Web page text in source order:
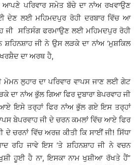
ਪਰਿਵਾਰ ਸਮੇਤ ਬੱਚੇ ਦਾ ਨਾਂਅ ਰਖਵਾਉਣ
ਦੇਣ ਲਈ ਮਹਿਮਦਪੁਰ ਰੋਹੀ ਦਰਬਾਰ ਵਿੱਚ ਆ
ਜੀ ਸਤਿਸੰਗ ਫਰਮਾਉਣ ਲਈ ਮਹਿਮਦਪੁਰ ਰੋਹੀ
ਸ਼ਹਿਨਸ਼ਾਹ ਜੀ ਨੇ ਉਸ ਲੜਕੇ ਦਾ ਨਾਂਅ ‘ਮੁਸ਼ਕਿਲ
ਦਾ ਅਰਥ ਹੈ,
ਮੋਮਨ ਲੁਹਾਰ ਦਾ ਪਰਿਵਾਰ ਵਾਪਸ ਜਾਣ ਲਈ ਗੇਟ
ਦਾ ਨਾਂਅ ਭੁੱਲ ਗਿਆ ਫਿਰ ਦੁਬਾਰਾ ਬੇਪਰਵਾਹ ਜੀ
ਇਸੇ ਤਰ੍ਹਾਂ ਫਿਰ ਨਾਂਅ ਭੁੱਲ ਗਏ ਇਸ ਤਰ੍ਹਾਂ
ਬੇਪਰਵਾਹ ਜੀ ਦੇ ਚਰਨ ਕਮਲਾਂ ਵਿੱਚ ਆਏ ਫਿਰ
ਦੇ ਚਰਨਾਂ ਵਿੱਚ ਅਰਜ਼ ਕੀਤੀ ਕਿ ਸਾਈਂ ਜੀ! ਸਿੱਧਾ
ਰਹਿ ਜਾਵੇ ਇਸ ‘ਤੇ ਸ਼ਹਿਨਸ਼ਾਹ ਜੀ ਨੇ ਵਚਨ
ਹੂਈ ਹੈ ਨਾ, ਇਸਕਾ ਨਾਮ ਖੁਸ਼ੀਆ ਰੱਖਤੇ ਹੈਂ”